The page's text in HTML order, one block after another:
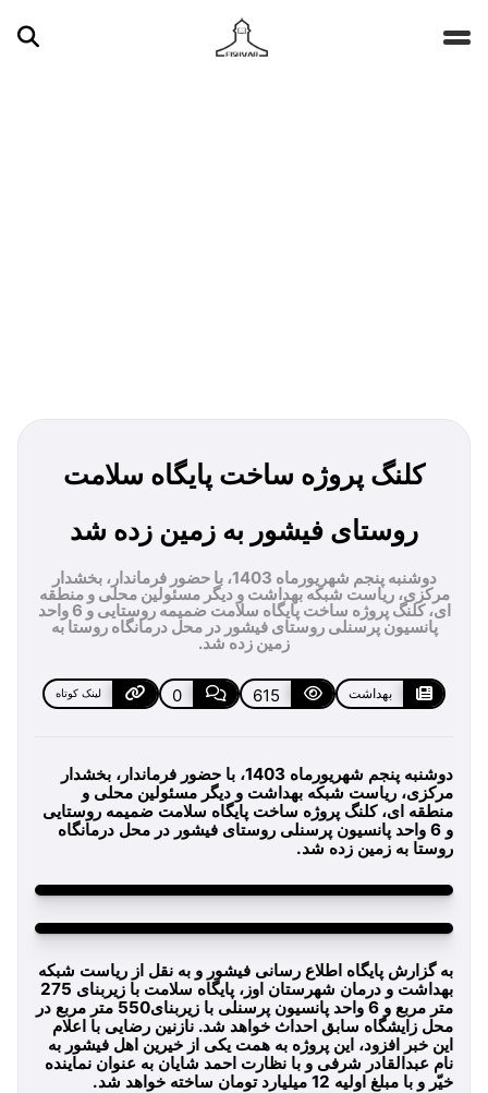
کلنگ پروژه ساخت پایگاه سلامت
روستای فیشور به زمین زده شد
دوشنبه پنجم شهریورماه 1403، با حضور فرماندار، بخشدار
مرکزی، ریاست شبکه بهداشت و دیگر مسئولین محلی و منطقه
ای، کلنگ پروژه ساخت پایگاه سلامت ضمیمه روستایی و 6 واحد
پانسیون پرسنلی روستای فیشور در محل درمانگاه روستا به
زمین زده شد.
بهداشت 615
0 لینک کوتاه
دوشنبه پنجم شهریورماه 1403، با حضور فرماندار، بخشدار
مرکزی، ریاست شبکه بهداشت و دیگر مسئولین محلی و
منطقه ای، کلنگ پروژه ساخت پایگاه سلامت ضمیمه روستایی
و 6 واحد پانسیون پرسنلی روستای فیشور در محل درمانگاه
روستا به زمین زده شد.
به گزارش پایگاه اطلاع رسانی فیشور و به نقل از ریاست شبکه
بهداشت و درمان شهرستان اوز، پایگاه سلامت با زیربنای 275
متر مربع و 6 واحد پانسیون پرسنلی با زیربنای550 متر مربع در
محل زایشگاه سابق احداث خواهد شد. نازنین رضایی با اعلام
این خبر افزود، این پروژه به همت یکی از خیرین اهل فیشور به
نام عبدالقادر شرفی و با نظارت احمد شایان به عنوان نماینده
خیّر و با مبلغ اولیه 12 میلیارد تومان ساخته خواهد شد.